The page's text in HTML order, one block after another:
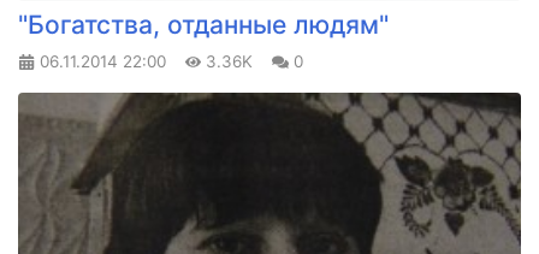
"Богатства, отданные людям"
06.11.2014 22:00 3.36K 0